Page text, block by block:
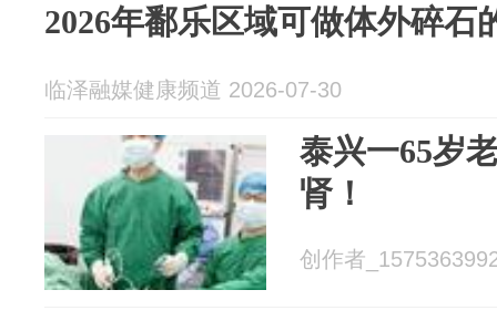
2026年鄱乐区域可做体外碎石
临泽融媒健康频道 2026-07-30
泰兴一65岁
肾！
创作者